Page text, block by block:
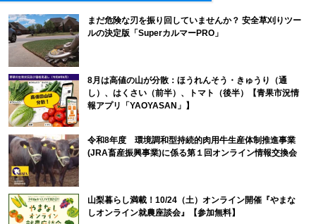
まだ危険な刃を振り回していませんか？ 安全草刈りツー
ルの決定版「SuperカルマーPRO」
8月は高値の山が分散：ほうれんそう・きゅうり（通
し）、はくさい（前半）、トマト（後半）【青果市況情
報アプリ「YAOYASAN」】
令和8年度 環境調和型持続的肉用牛生産体制推進事業
(JRA畜産振興事業)に係る第１回オンライン情報交換会
山梨暮らし満載！10/24（土）オンライン開催『やまな
しオンライン就農座談会』【参加無料】